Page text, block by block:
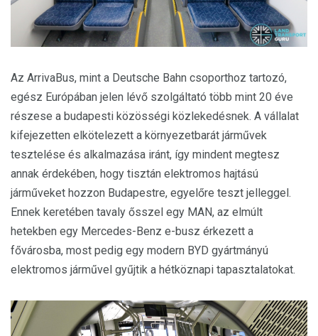
Az ArrivaBus, mint a Deutsche Bahn csoporthoz tartozó,
egész Európában jelen lévő szolgáltató több mint 20 éve
részese a budapesti közösségi közlekedésnek. A vállalat
kifejezetten elkötelezett a környezetbarát járművek
tesztelése és alkalmazása iránt, így mindent megtesz
annak érdekében, hogy tisztán elektromos hajtású
járműveket hozzon Budapestre, egyelőre teszt jelleggel.
Ennek keretében tavaly ősszel egy MAN, az elmúlt
hetekben egy Mercedes-Benz e-busz érkezett a
fővárosba, most pedig egy modern BYD gyártmányú
elektromos járművel gyűjtik a hétköznapi tapasztalatokat.